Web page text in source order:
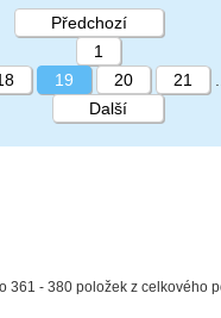
STRÁNKA 19 107
361 - 380 položek z celkového
Předchozí
1
19 20 21
Další